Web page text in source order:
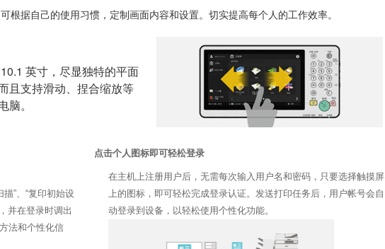
根据自己的使用习惯，定制画面内容和设置。切实提高每个人的工作效率。
英寸，尽显独特的平面
且支持滑动、捏合缩放等
。
描”、“复印初始设
并在登录时调出
法和个性化信
点击个人图标即可轻松登录
在主机上注册用户后，无需每次输入用户名和密码，只要选择触摸屏
上的图标，即可轻松完成登录认证。发送打印任务后，用户帐号会自
动登录到设备，以轻松使用个性化功能。